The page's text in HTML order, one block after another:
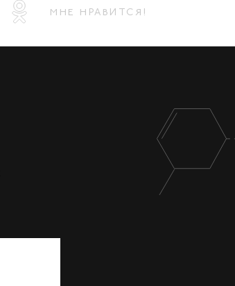
МНЕ НРАВИТСЯ!